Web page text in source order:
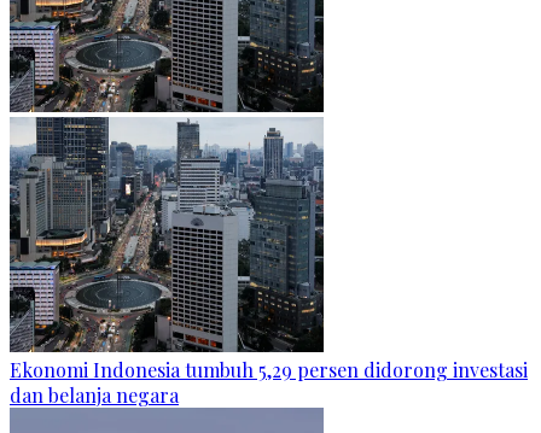
Ekonomi Indonesia tumbuh 5,29 persen didorong investasi
dan belanja negara